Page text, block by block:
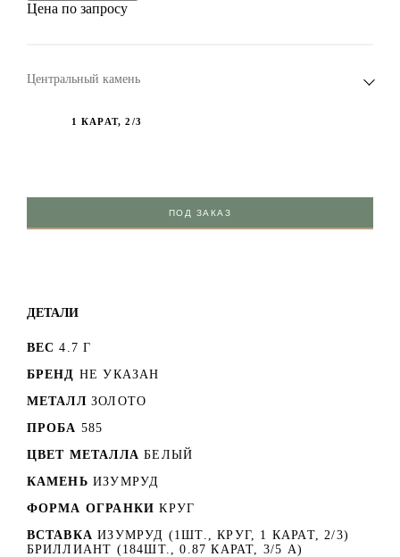
Цена по запросу
Центральный камень
1 КАРАТ, 2/3
ПОД ЗАКАЗ
ДЕТАЛИ
ВЕС 4.7 Г
БРЕНД НЕ УКАЗАН
МЕТАЛЛ ЗОЛОТО
ПРОБА 585
ЦВЕТ МЕТАЛЛА БЕЛЫЙ
КАМЕНЬ ИЗУМРУД
ФОРМА ОГРАНКИ КРУГ
ВСТАВКА ИЗУМРУД (1ШТ., КРУГ, 1 КАРАТ, 2/3)
БРИЛЛИАНТ (184ШТ., 0.87 КАРАТ, 3/5 А)